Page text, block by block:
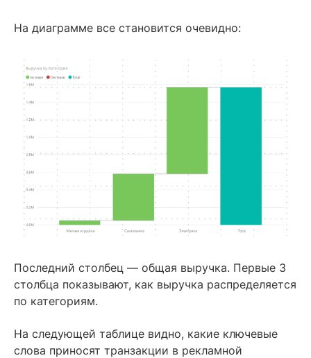
На диаграмме все становится очевидно:
Последний столбец — общая выручка. Первые 3
столбца показывают, как выручка распределяется
по категориям.
На следующей таблице видно, какие ключевые
слова приносят транзакции в рекламной